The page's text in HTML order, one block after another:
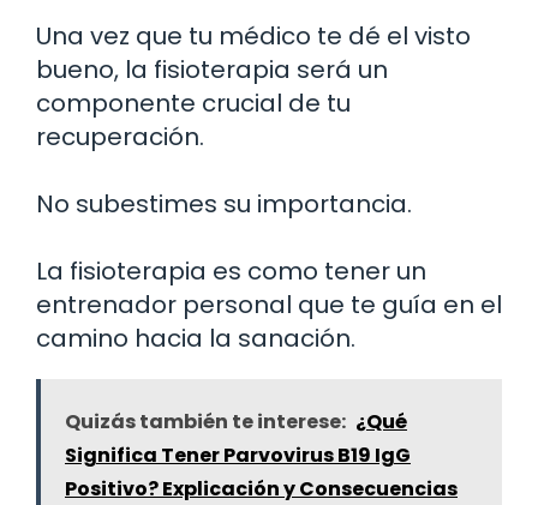
Una vez que tu médico te dé el visto
bueno, la fisioterapia será un
componente crucial de tu
recuperación.
No subestimes su importancia.
La fisioterapia es como tener un
entrenador personal que te guía en el
camino hacia la sanación.
Quizás también te interese: ¿Qué
Significa Tener Parvovirus B19 IgG
Positivo? Explicación y Consecuencias